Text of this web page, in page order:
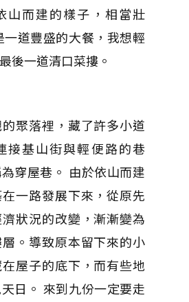
山而建的樣子，相當壯
道豐盛的大餐，我想輕
後一道清口菜摟。
聚落裡，藏了許多小道
接基山街與輕便路的巷
穿屋巷。 由於依山而建
一路發展下來，從原先
狀況的改變，漸漸變為
。導致原本留下來的小
屋子的底下，而有些地
日。 來到九份一定要走